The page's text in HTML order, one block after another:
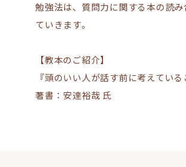
勉強法は、質問力に関する本の読
ていきます。
【教本のご紹介】
『頭のいい人が話す前に考えている
著書：安達裕哉 氏